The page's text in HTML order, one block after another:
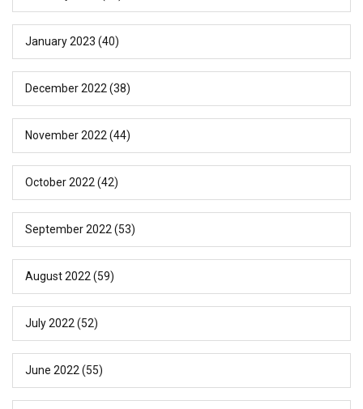
January 2023 (40)
December 2022 (38)
November 2022 (44)
October 2022 (42)
September 2022 (53)
August 2022 (59)
July 2022 (52)
June 2022 (55)